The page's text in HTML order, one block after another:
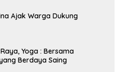
Ajak Warga Dukung
Yoga : Bersama
Berdaya Saing